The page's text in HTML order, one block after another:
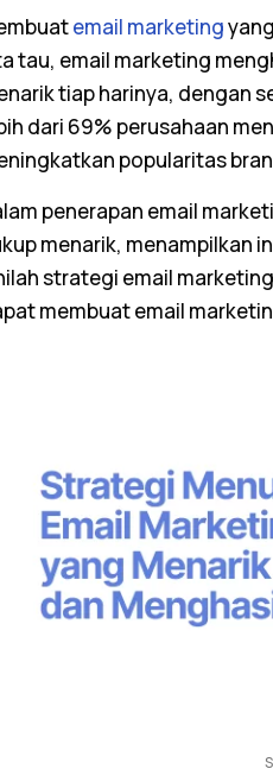
email marketing
tau, email marketing
tiap harinya, dengan
dari 69% perusahaan
popularitas
penerapan email
menarik, menampilkan
strategi email marketing
membuatemail